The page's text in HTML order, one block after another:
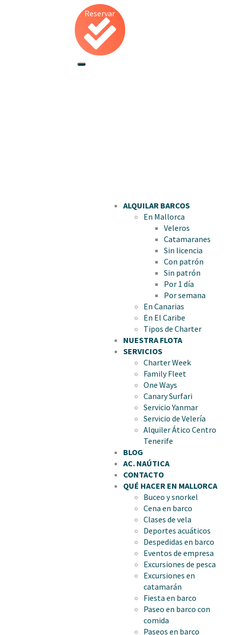
Reservar
ALQUILAR BARCOS
En Mallorca
Veleros
Catamaranes
Sin licencia
Con patrón
Sin patrón
Por 1 día
Por semana
En Canarias
En El Caribe
Tipos de Charter
NUESTRA FLOTA
SERVICIOS
Charter Week
Family Fleet
One Ways
Canary Surfari
Servicio Yanmar
Servicio de Velería
Alquiler Ático Centro
Tenerife
BLOG
AC. NAÚTICA
CONTACTO
QUÉ HACER EN MALLORCA
Buceo y snorkel
Cena en barco
Clases de vela
Deportes acuáticos
Despedidas en barco
Eventos de empresa
Excursiones de pesca
Excursiones en
catamarán
Fiesta en barco
Paseo en barco con
comida
Paseos en barco